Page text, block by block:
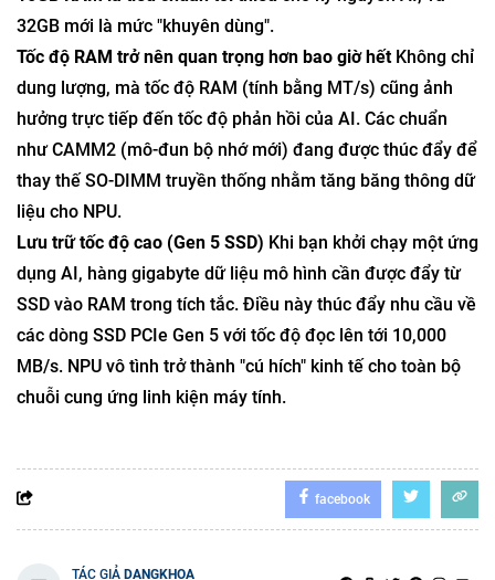
32GB mới là mức "khuyên dùng".
Tốc độ RAM trở nên quan trọng hơn bao giờ hếtKhông chỉ
dung lượng, mà tốc độ RAM (tính bằng MT/s) cũng ảnh
hưởng trực tiếp đến tốc độ phản hồi của AI. Các chuẩn
như CAMM2 (mô-đun bộ nhớ mới) đang được thúc đẩy để
thay thế SO-DIMM truyền thống nhằm tăng băng thông dữ
liệu cho NPU.
Lưu trữ tốc độ cao (Gen 5 SSD) Khi bạn khởi chạy một ứng
dụng AI, hàng gigabyte dữ liệu mô hình cần được đẩy từ
SSD vào RAM trong tích tắc. Điều này thúc đẩy nhu cầu về
các dòng SSD PCIe Gen 5 với tốc độ đọc lên tới 10,000
MB/s. NPU vô tình trở thành "cú hích" kinh tế cho toàn bộ
chuỗi cung ứng linh kiện máy tính.
facebook
TÁC GIẢ DANGKHOA